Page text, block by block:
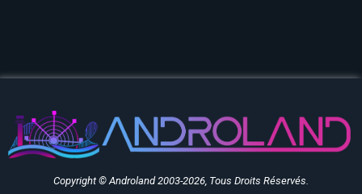
Copyright © Androland 2003-2026, Tous Droits Réservés.